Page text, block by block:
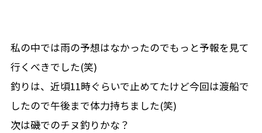
私の中では雨の予想はなかったのでもっと予報を見て
行くべきでした(笑)
釣りは、近頃11時ぐらいで止めてたけど今回は渡船で
したので午後まで体力持ちました(笑)
次は磯でのチヌ釣りかな？